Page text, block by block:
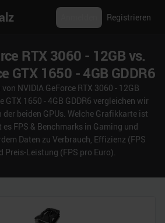
Registrieren
RTX 3060 - 12GB vs.
GTX 1650 - 4GB GDDR6
NVIDIA GeForce RTX 3060 - 12GB
GTX 1650 - 4GB GDDR6 vergleichen wir
beiden GPUs. Welche Grafikkarte ist
FPS & Benchmarks in Gaming und
Daten zu Verbrauch, Effizienz (FPS
Preis-Leistung (FPS pro Euro).